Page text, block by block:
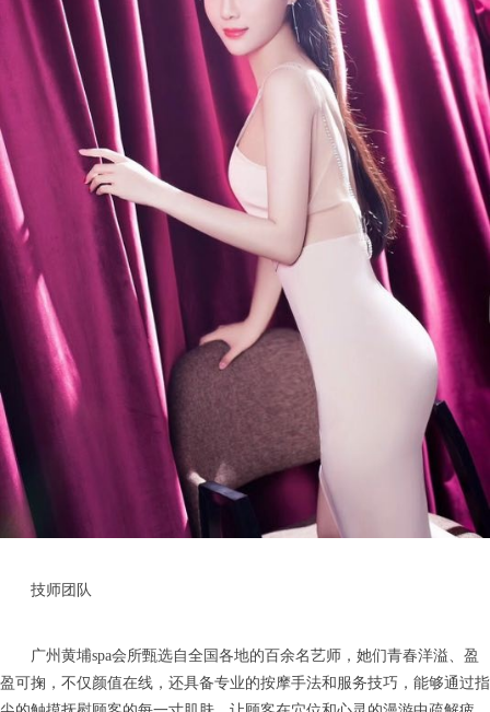
技师团队
广州黄埔spa会所甄选自全国各地的百余名艺师，她们青春洋溢、盈
盈可掬，不仅颜值在线，还具备专业的按摩手法和服务技巧，能够通过指